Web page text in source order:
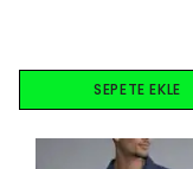
SEPETE EKLE